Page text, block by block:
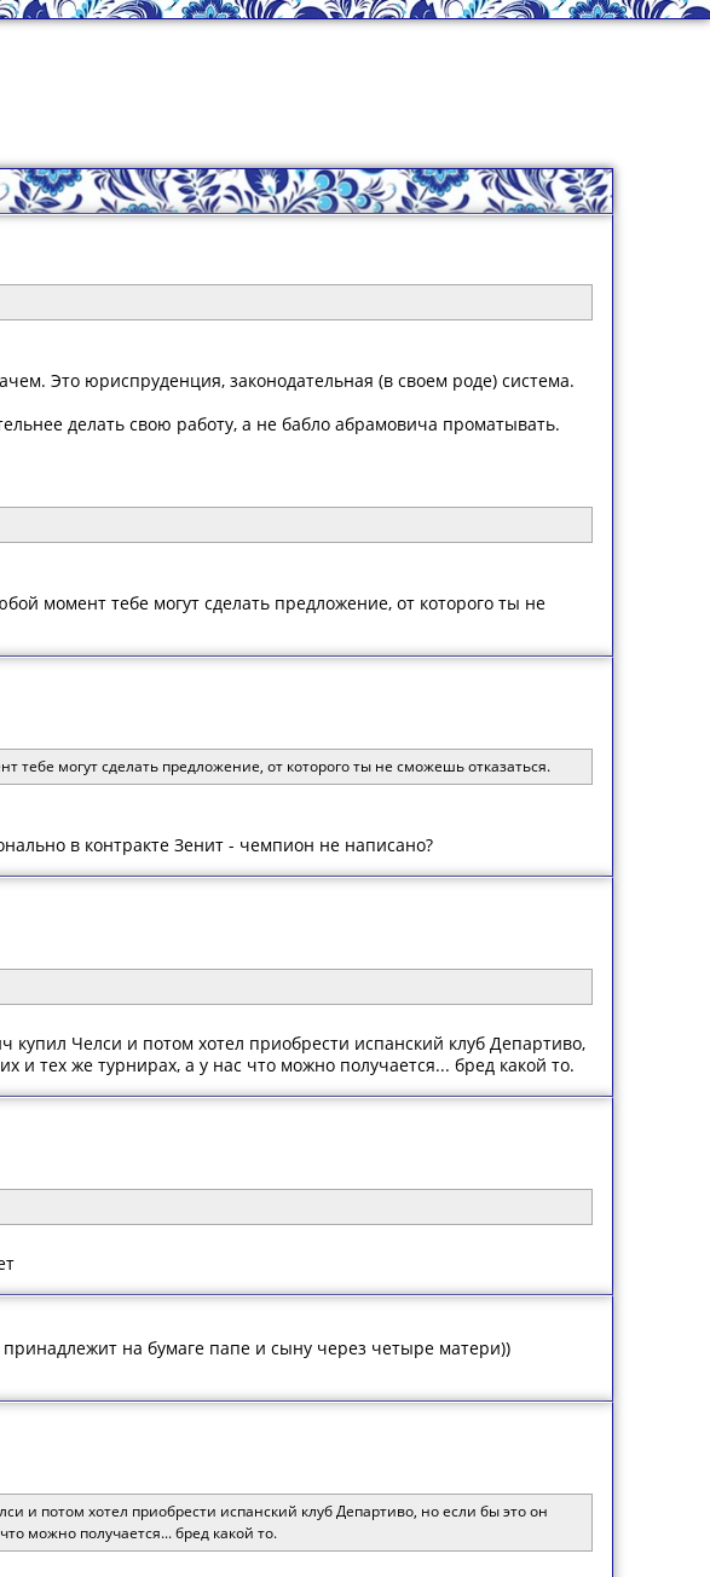
Это юриспруденция, законодательная (в своем роде) система.
делать свою работу, а не бабло абрамовича проматывать.
момент тебе могут сделать предложение, от которого ты не
могут сделать предложение, от которого ты не сможешь отказаться.
в контракте Зенит - чемпион не написано?
Челси и потом хотел приобрести испанский клуб Департиво,
и тех же турнирах, а у нас что можно получается... бред какой то.
на бумаге папе и сыну через четыре матери))
и потом хотел приобрести испанский клуб Департиво, но если бы это он
можно получается... бред какой то.